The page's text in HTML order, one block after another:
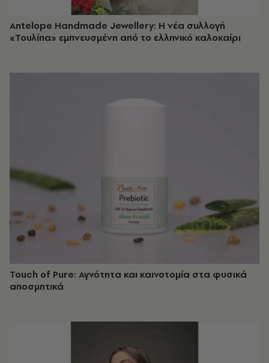
Antelope Handmade Jewellery: Η νέα συλλογή
«Τουλίπα» εμπνευσμένη από το ελληνικό καλοκαίρι
Touch of Pure: Αγνότητα και καινοτομία στα φυσικά
αποσμητικά